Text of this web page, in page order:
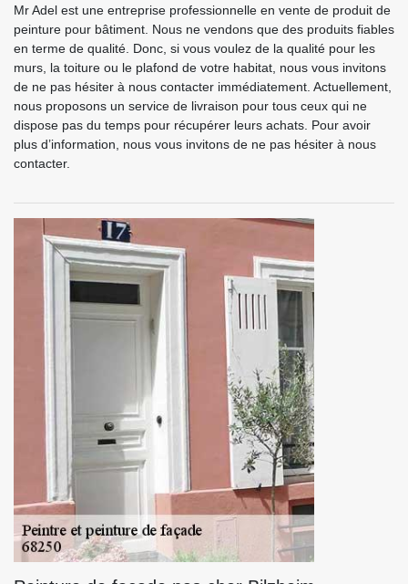
Mr Adel est une entreprise professionnelle en vente de produit de
peinture pour bâtiment. Nous ne vendons que des produits fiables
en terme de qualité. Donc, si vous voulez de la qualité pour les
murs, la toiture ou le plafond de votre habitat, nous vous invitons
de ne pas hésiter à nous contacter immédiatement. Actuellement,
nous proposons un service de livraison pour tous ceux qui ne
dispose pas du temps pour récupérer leurs achats. Pour avoir
plus d’information, nous vous invitons de ne pas hésiter à nous
contacter.